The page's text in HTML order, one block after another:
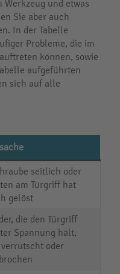
Werkzeug und etwas
Sie aber auch
In der Tabelle
Probleme, die im
können, sowie
aufgeführten
sich auf alle
seitlich oder
am Türgriff hat
gelöst
die den Türgriff
Spannung hält,
oder